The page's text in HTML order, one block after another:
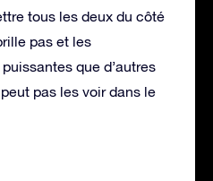
tous les deux du côté
pas et les
que d’autres
pas les voir dans le